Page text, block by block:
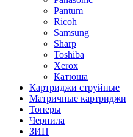
Pantum
Ricoh
Samsung
Sharp
Toshiba
Xerox
Катюша
Картриджи струйные
Матричные картриджи
Тонеры
Чернила
ЗИП